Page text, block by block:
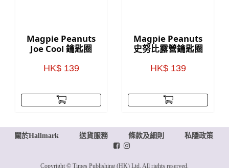
Magpie Peanuts
Joe Cool 鑰匙圈
HK$ 139
Magpie Peanuts
史努比露營鑰匙圈
HK$ 139
關於Hallmark 送貨服務 條款及細則 私隱政策
Copyright © Times Publishing (HK) Ltd. All rights reserved.